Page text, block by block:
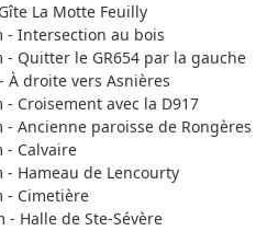
La Motte Feuilly
- Intersection au bois
Quitter le GR654 par la gauche
droite vers Asnières
Croisement avec la D917
Ancienne paroisse de Rongères
- Calvaire
Hameau de Lencourty
- Cimetière
Halle de Ste-Sévère